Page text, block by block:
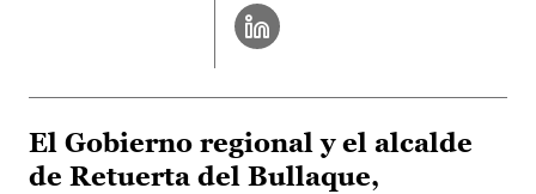
El Gobierno regional y el alcalde
de Retuerta del Bullaque,